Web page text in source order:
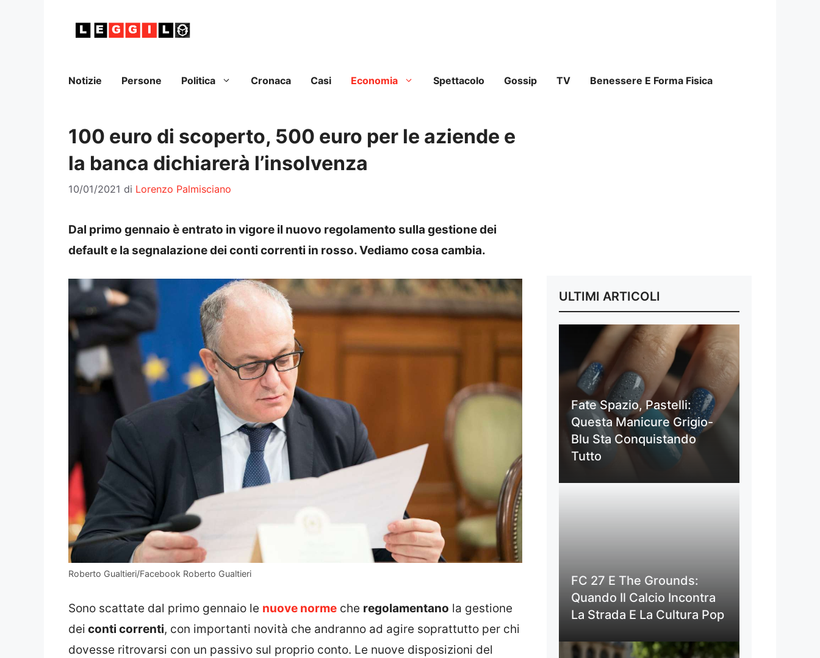
Notizie Persone Politica Cronaca Casi Economia Spettacolo Gossip TV Benessere E Forma Fisica
100 euro di scoperto, 500 euro per le aziende e
la banca dichiarerà l’insolvenza
10/01/2021 di Lorenzo Palmisciano
Dal primo gennaio è entrato in vigore il nuovo regolamento sulla gestione dei
default e la segnalazione dei conti correnti in rosso. Vediamo cosa cambia.
Roberto Gualtieri/Facebook Roberto Gualtieri
Sono scattate dal primo gennaio le nuove norme che regolamentano la gestione
dei conti correnti, con importanti novità che andranno ad agire soprattutto per chi
dovesse ritrovarsi con un passivo sul proprio conto. Le nuove disposizioni del
ULTIMI ARTICOLI
Fate Spazio, Pastelli:
Questa Manicure Grigio-
Blu Sta Conquistando
Tutto
FC 27 E The Grounds:
Quando Il Calcio Incontra
La Strada E La Cultura Pop